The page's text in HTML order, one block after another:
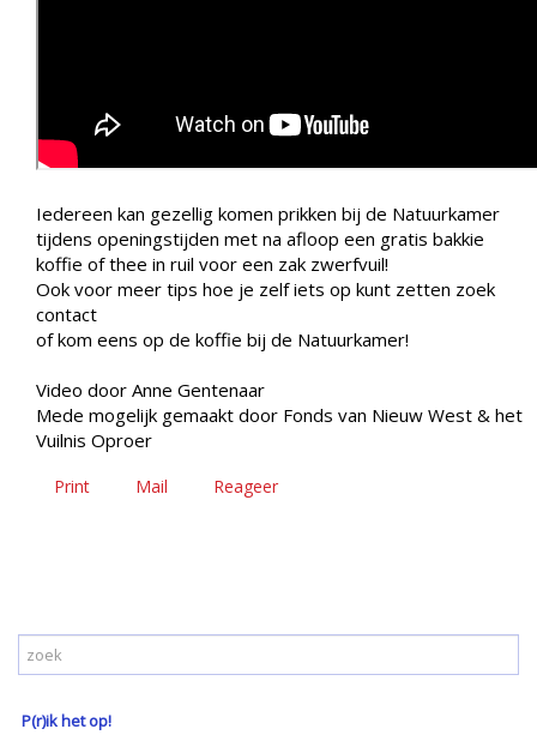
Iedereen kan gezellig komen prikken bij de Natuurkamer
tijdens openingstijden met na afloop een gratis bakkie
koffie of thee in ruil voor een zak zwerfvuil!
Ook voor meer tips hoe je zelf iets op kunt zetten zoek
contact
of kom eens op de koffie bij de Natuurkamer!
Video door Anne Gentenaar
Mede mogelijk gemaakt door Fonds van Nieuw West & het
Vuilnis Oproer
Print Mail Reageer
P(r)ik het op!